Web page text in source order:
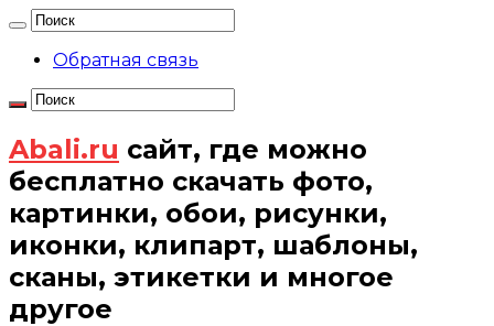
Обратная связь
Abali.ru сайт, где можно
бесплатно скачать фото,
картинки, обои, рисунки,
иконки, клипарт, шаблоны,
сканы, этикетки и многое
другое